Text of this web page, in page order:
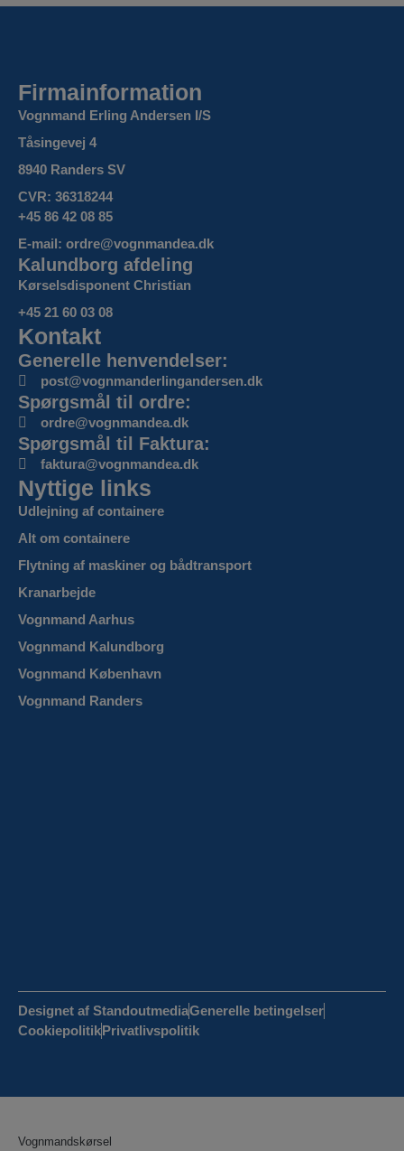
Firmainformation
Vognmand Erling Andersen I/S
Tåsingevej 4
8940 Randers SV
CVR: 36318244
+45 86 42 08 85
E-mail: ordre@vognmandea.dk
Kalundborg afdeling
Kørselsdisponent Christian
+45 21 60 03 08
Kontakt
Generelle henvendelser:
post@vognmanderlingandersen.dk
Spørgsmål til ordre:
ordre@vognmandea.dk
Spørgsmål til Faktura:
faktura@vognmandea.dk
Nyttige links
Udlejning af containere
Alt om containere
Flytning af maskiner og bådtransport
Kranarbejde
Vognmand Aarhus
Vognmand Kalundborg
Vognmand København
Vognmand Randers
Designet af StandoutmediaGenerelle betingelser
CookiepolitikPrivatlivspolitik
Vognmandskørsel